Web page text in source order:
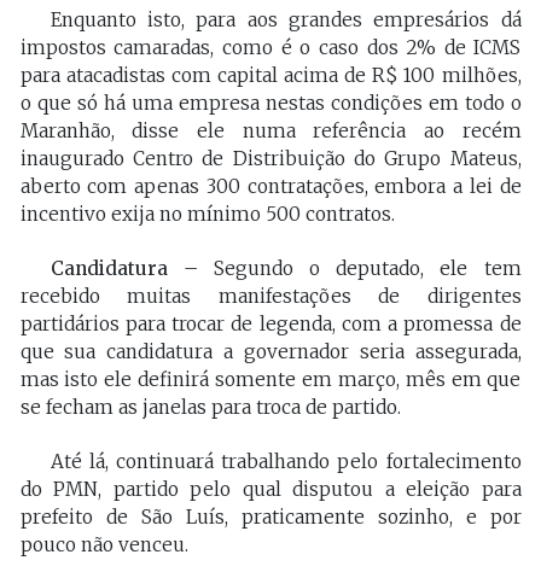
Enquanto isto, para aos grandes empresários dá
impostos camaradas, como é o caso dos 2% de ICMS
para atacadistas com capital acima de R$ 100 milhões,
o que só há uma empresa nestas condições em todo o
Maranhão, disse ele numa referência ao recém
inaugurado Centro de Distribuição do Grupo Mateus,
aberto com apenas 300 contratações, embora a lei de
incentivo exija no mínimo 500 contratos.
Candidatura– Segundo o deputado, ele tem
recebido muitas manifestações de dirigentes
partidários para trocar de legenda, com a promessa de
que sua candidatura a governador seria assegurada,
mas isto ele definirá somente em março, mês em que
se fecham as janelas para troca de partido.
Até lá, continuará trabalhando pelo fortalecimento
do PMN, partido pelo qual disputou a eleição para
prefeito de São Luís, praticamente sozinho, e por
pouco não venceu.